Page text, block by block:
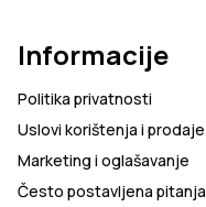
Informacije
Politika privatnosti
Uslovi korištenja i prodaje
Marketing i oglašavanje
Često postavljena pitanja